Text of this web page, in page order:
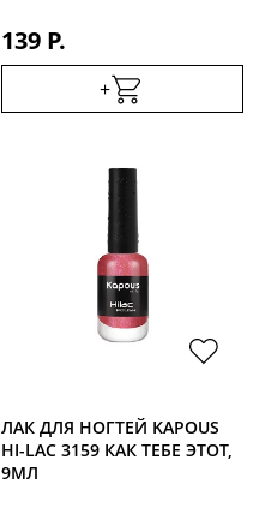
139 Р.
+
ЛАК ДЛЯ НОГТЕЙ KAPOUS
HI-LAC 3159 КАК ТЕБЕ ЭТОТ,
9МЛ